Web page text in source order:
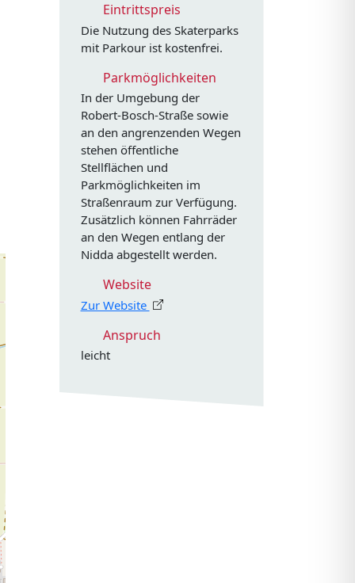
Eintrittspreis
Die Nutzung des Skaterparks
mit Parkour ist kostenfrei.
Parkmöglichkeiten
In der Umgebung der
Robert-Bosch-Straße sowie
an den angrenzenden Wegen
stehen öffentliche
Stellflächen und
Parkmöglichkeiten im
Straßenraum zur Verfügung.
Zusätzlich können Fahrräder
an den Wegen entlang der
Nidda abgestellt werden.
Website
Zur Website
Anspruch
leicht